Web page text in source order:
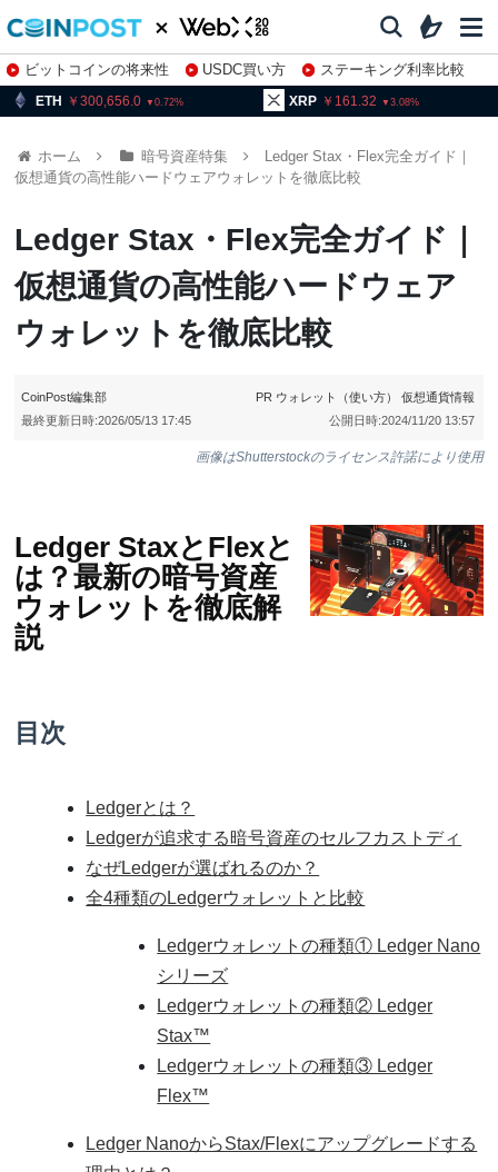
ビットコインの将来性 USDC買い方
ステーキング利率比較
株特集・関連銘柄
300,656.0 0.72 161.32 3.08
ホーム 暗号資産特集
Ledger Stax・Flex完全ガイド｜
仮想通貨の高性能ハードウェアウォレットを徹底比較
Ledger Stax・Flex完全ガイド｜
仮想通貨の高性能ハードウェア
ウォレットを徹底比較
CoinPost編集部 PR ウォレット（使い方）
仮想通貨情報
公開日時:2024/11/20 13:57
最終更新日時:2026/05/13 17:45
画像はShutterstockのライセンス許諾により使用
Ledger StaxとFlexと
は？最新の暗号資産
ウォレットを徹底解
説
目次
Ledgerとは？
Ledgerが追求する暗号資産のセルフカストディ
なぜLedgerが選ばれるのか？
全4種類のLedgerウォレットと比較
Ledgerウォレットの種類① Ledger Nano
シリーズ
Ledgerウォレットの種類② Ledger
Stax™
Ledgerウォレットの種類③ Ledger
Flex™
Ledger NanoからStax/Flexにアップグレードする